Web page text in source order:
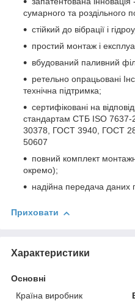
сумарного та роздільного
стійкий до вібрації і
простий монтаж і
вбудований паливний
ретельно опрацьовані
технічна підтримка;
сертифіковані на
стандартам СТБ ISO
30378, ГОСТ 3940, ГОСТ
50607
повний комплект
окремо);
надійна передача даних
Приховати
Характеристики
Основні
Країна виробник